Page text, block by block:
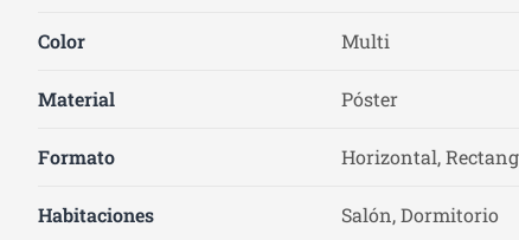
Color Multi
Material Póster
Formato Horizontal,
Habitaciones Salón, Dormitorio